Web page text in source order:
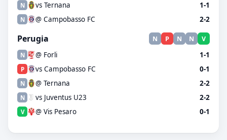
N vs Ternana 1-1
N @ Campobasso FC 2-2
Perugia N P N N V
N @ Forli 1-1
P vs Campobasso FC 0-1
N @ Ternana 2-2
N vs Juventus U23 2-2
V @ Vis Pesaro 0-1